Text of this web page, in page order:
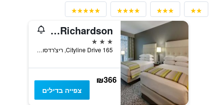
Drury Plaza Hotel Dallas Richardson
3 כוכבים
165 Cityline Drive, ריצ'רדסון, TX, ארצות הברית
₪366
צפייה בדילים